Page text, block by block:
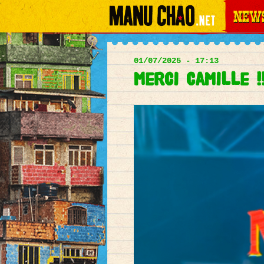
Main
menu
News
01/07/2025 - 17:13
Merci Camille